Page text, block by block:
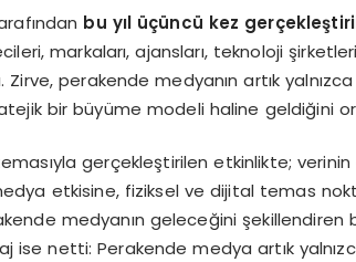
bu yıl üçüncü kez
markaları, ajansları, teknoloji
Zirve, perakende medyanın artık
bir büyüme modeli haline geldiğini
temasıyla gerçekleştirilen etkinlikte;
etkisine, fiziksel ve dijital temas
medyanın geleceğini şekillendiren
ise netti: Perakende medya artık